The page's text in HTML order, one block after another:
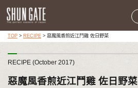
TOP> RECIPE> 惡魔風香煎近江鬥雞 佐日野菜
RECIPE (October 2017)
惡魔風香煎近江鬥雞 佐日野菜